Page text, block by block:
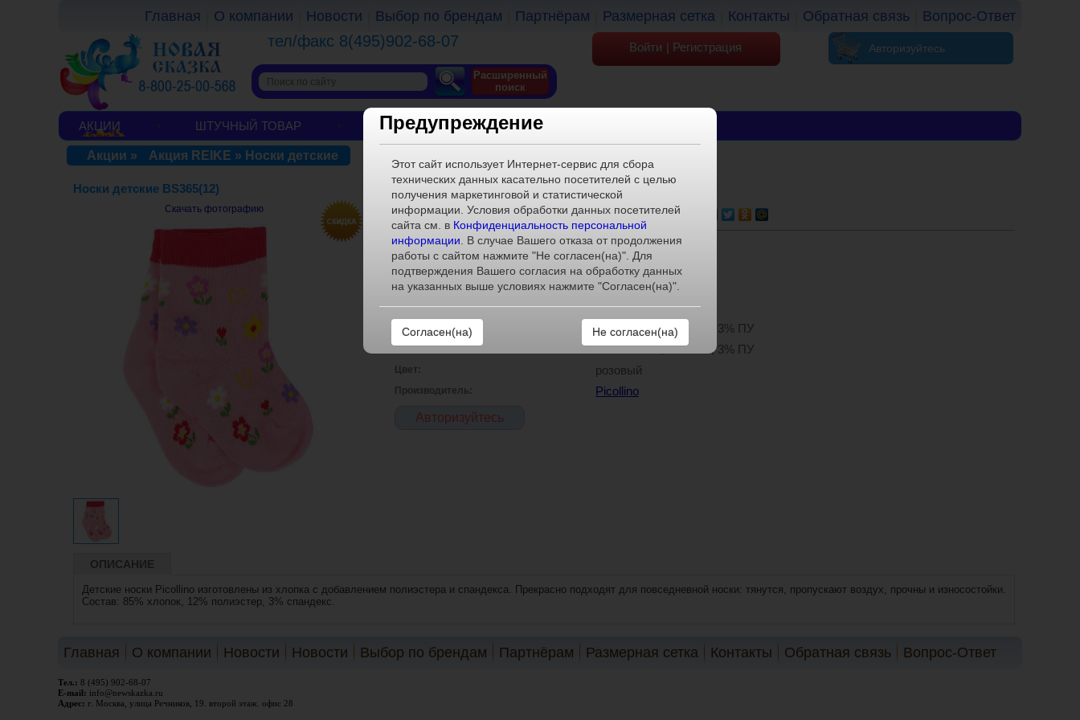
Главная О компании Новости Выбор по брендам Партнёрам Размерная сетка Контакты Обратная связь Вопрос-Ответ
АКЦИИ ШТУЧНЫЙ ТОВАР ОБУВЬ ОДЕЖДА
тел/факс 8(495)902-68-07 Авторизуйтесь
Войти | Регистрация
Расширенный
поиск
Акции » Акция REIKE » Носки детские
Носки детские BS365(12)
Скачать фотографию ХАРАКТЕРИСТИКИ
Артикул: BS365(12)
12
Штук в коробке: 1
Расклад в коробе: 1
Материал внешний: 85% хлопок, 12% ПЭ, 3% ПУ
Материал внутренний: 85% хлопок, 12% ПЭ, 3% ПУ
Цвет: розовый
Производитель: Picollino
Авторизуйтесь
ОПИСАНИЕ
Детские носки Picollino изготовлены из хлопка с добавлением полиэстера и спандекса. Прекрасно подходят для повседневной носки: тянутся, пропускают воздух, прочны и износостойки.
Состав: 85% хлопок, 12% полиэстер, 3% спандекс.
Главная О компании Новости Новости Выбор по брендам Партнёрам Размерная сетка Контакты Обратная связь Вопрос-Ответ
Тел.: 8 (495) 902-68-07
E-mail: info@newskazka.ru
Адрес: г. Москва, улица Речников, 19. второй этаж. офис 28
Предупреждение
Этот сайт использует Интернет-сервис для сбора
технических данных касательно посетителей с целью
получения маркетинговой и статистической
информации. Условия обработки данных посетителей
сайта см. в Конфиденциальность персональной
информации. В случае Вашего отказа от продолжения
работы с сайтом нажмите "Не согласен(на)". Для
подтверждения Вашего согласия на обработку данных
на указанных выше условиях нажмите "Согласен(на)".
Не согласен(на)